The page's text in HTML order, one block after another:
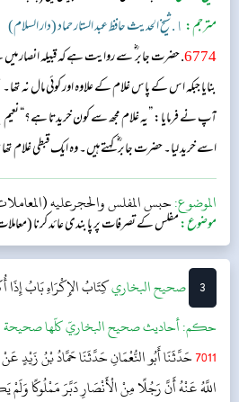
مترجم: ١. شیخ الحدیث حافظ عبد الستار حماد (دار السلام)
6774. حضرت جابر ؓ سے روایت ہے کہ قبیلہ انصار
بنایا جبکہ اس کے پاس غلام کے علاوہ اور کوئی مال نہ
آپ نے فرمایا: ”یہ غلام مجھ سے کون خریدتا ہے؟“
اسے خرید لیا۔ حضرت جابر ؓ کہتے ہیں۔ وہ ایک قبطی غلام
الموضوع:حبس المفلس والحجرعليه
موضوع:مفلس کے تصرفات پر پابندی عائد کرنا
3 ‌‌صحيح البخاريكِتَابُ الإِكْرَاهِبَابُ
حکم:أحاديث صحيح البخاريّ كلّها صحيحة
7011حَدَّثَنَا أَبُو النُّعْمَانِ حَدَّثَنَا حَمَّادُ بْنُ زَيْدٍ
اللَّهُ عَنْهُ أَنَّ رَجُلًا مِنْ الْأَنْصَارِ دَبَّرَ مَمْلُوكًا